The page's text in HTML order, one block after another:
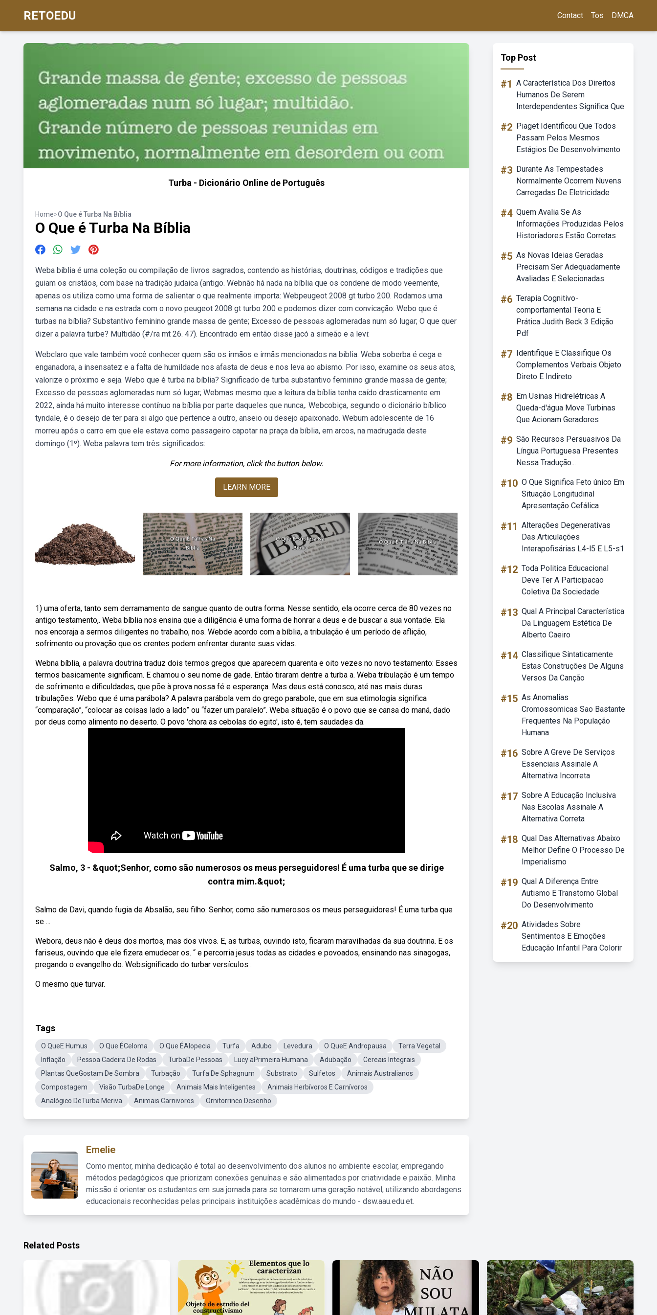
RETOEDU Contact Tos DMCA
Turba - Dicionário Online de Português
Home>O Que é Turba Na Bíblia
O Que é Turba Na Bíblia
Weba bíblia é uma coleção ou compilação de livros sagrados, contendo as histórias, doutrinas, códigos e tradições que
guiam os cristãos, com base na tradição judaica (antigo. Webnão há nada na bíblia que os condene de modo veemente,
apenas os utiliza como uma forma de salientar o que realmente importa: Webpeugeot 2008 gt turbo 200. Rodamos uma
semana na cidade e na estrada com o novo peugeot 2008 gt turbo 200 e podemos dizer com convicação: Webo que é
turbas na bíblia? Substantivo feminino grande massa de gente; Excesso de pessoas aglomeradas num só lugar; O que quer
dizer a palavra turbe? Multidão (#/ra mt 26. 47). Encontrado em então disse jacó a simeão e a levi:
Webclaro que vale também você conhecer quem são os irmãos e irmãs mencionados na bíblia. Weba soberba é cega e
enganadora, a insensatez e a falta de humildade nos afasta de deus e nos leva ao abismo. Por isso, examine os seus atos,
valorize o próximo e seja. Webo que é turba na bíblia? Significado de turba substantivo feminino grande massa de gente;
Excesso de pessoas aglomeradas num só lugar; Webmas mesmo que a leitura da bíblia tenha caído drasticamente em
2022, ainda há muito interesse contínuo na bíblia por parte daqueles que nunca,. Webcobiça, segundo o dicionário bíblico
tyndale, é o desejo de ter para si algo que pertence a outro, anseio ou desejo apaixonado. Webum adolescente de 16
morreu após o carro em que ele estava como passageiro capotar na praça da bíblia, em arcos, na madrugada deste
domingo (1º). Weba palavra tem três significados:
For more information, click the button below.
LEARN MORE
1) uma oferta, tanto sem derramamento de sangue quanto de outra forma. Nesse sentido, ela ocorre cerca de 80 vezes no
antigo testamento,. Weba bíblia nos ensina que a diligência é uma forma de honrar a deus e de buscar a sua vontade. Ela
nos encoraja a sermos diligentes no trabalho, nos. Webde acordo com a bíblia, a tribulação é um período de aflição,
sofrimento ou provação que os crentes podem enfrentar durante suas vidas.
Webna bíblia, a palavra doutrina traduz dois termos gregos que aparecem quarenta e oito vezes no novo testamento: Esses
termos basicamente significam. E chamou o seu nome de gade. Então tiraram dentre a turba a. Weba tribulação é um tempo
de sofrimento e dificuldades, que põe à prova nossa fé e esperança. Mas deus está conosco, até nas mais duras
tribulações. Webo que é uma parábola? A palavra parábola vem do grego parabole, que em sua etimologia significa
“comparação”, “colocar as coisas lado a lado” ou “fazer um paralelo”. Weba situação é o povo que se cansa do maná, dado
por deus como alimento no deserto. O povo 'chora as cebolas do egito', isto é, tem saudades da.
Salmo, 3 - &quot;Senhor, como são numerosos os meus perseguidores! É uma turba que se dirige
contra mim.&quot;
Salmo de Davi, quando fugia de Absalão, seu filho. Senhor, como são numerosos os meus perseguidores! É uma turba que
se ...
Webora, deus não é deus dos mortos, mas dos vivos. E, as turbas, ouvindo isto, ficaram maravilhadas da sua doutrina. E os
fariseus, ouvindo que ele fizera emudecer os. “ e percorria jesus todas as cidades e povoados, ensinando nas sinagogas,
pregando o evangelho do. Websignificado do turbar versículos :
O mesmo que turvar.
Tags
O QueE Humus O Que ÉCeloma O Que ÉAlopecia Turfa Adubo Levedura O QueE Andropausa
Terra Vegetal
Inflação
Pessoa Cadeira De Rodas TurbaDe Pessoas Lucy aPrimeira Humana Adubação
Cereais Integrais
Plantas QueGostam De Sombra
Turbação Turfa De Sphagnum Substrato Sulfetos
Animais Australianos
Compostagem
Visão TurbaDe Longe Animais Mais Inteligentes
Animais Herbívoros E Carnívoros
Analógico DeTurba Meriva
Animais Carnivoros Ornitorrinco Desenho
Emelie
Como mentor, minha dedicação é total ao desenvolvimento dos alunos no ambiente escolar, empregando
métodos pedagógicos que priorizam conexões genuínas e são alimentados por criatividade e paixão. Minha
missão é orientar os estudantes em sua jornada para se tornarem uma geração notável, utilizando abordagens
educacionais reconhecidas pelas principais instituições acadêmicas do mundo - dsw.aau.edu.et.
Top Post
#1 A Característica Dos Direitos
Humanos De Serem
Interdependentes Significa Que
#2 Piaget Identificou Que Todos
Passam Pelos Mesmos
Estágios De Desenvolvimento
#3 Durante As Tempestades
Normalmente Ocorrem Nuvens
Carregadas De Eletricidade
#4 Quem Avalia Se As
Informações Produzidas Pelos
Historiadores Estão Corretas
#5 As Novas Ideias Geradas
Precisam Ser Adequadamente
Avaliadas E Selecionadas
#6 Terapia Cognitivo-
comportamental Teoria E
Prática Judith Beck 3 Edição
Pdf
#7 Identifique E Classifique Os
Complementos Verbais Objeto
Direto E Indireto
#8 Em Usinas Hidrelétricas A
Queda-d'água Move Turbinas
Que Acionam Geradores
#9 São Recursos Persuasivos Da
Língua Portuguesa Presentes
Nessa Tradução...
#10 O Que Significa Feto único Em
Situação Longitudinal
Apresentação Cefálica
#11 Alterações Degenerativas
Das Articulações
Interapofisárias L4-l5 E L5-s1
#12 Toda Politica Educacional
Deve Ter A Participacao
Coletiva Da Sociedade
#13 Qual A Principal Característica
Da Linguagem Estética De
Alberto Caeiro
#14 Classifique Sintaticamente
Estas Construções De Alguns
Versos Da Canção
#15 As Anomalias
Cromossomicas Sao Bastante
Frequentes Na População
Humana
#16 Sobre A Greve De Serviços
Essenciais Assinale A
Alternativa Incorreta
#17 Sobre A Educação Inclusiva
Nas Escolas Assinale A
Alternativa Correta
#18 Qual Das Alternativas Abaixo
Melhor Define O Processo De
Imperialismo
#19 Qual A Diferença Entre
Autismo E Transtorno Global
Do Desenvolvimento
#20 Atividades Sobre
Sentimentos E Emoções
Educação Infantil Para Colorir
Related Posts